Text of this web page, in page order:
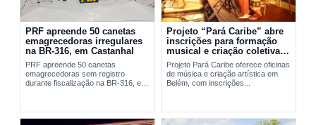
PRF apreende 50 canetas
emagrecedoras irregulares
na BR-316, em Castanhal
PRF apreende 50 canetas
emagrecedoras sem registro
durante fiscalização na BR-316, em
Projeto “Pará Caribe” abre
inscrições para formação
musical e criação coletiva
em Belém
Projeto Pará Caribe oferece oficinas
de música e criação artística em
Belém, com inscrições...